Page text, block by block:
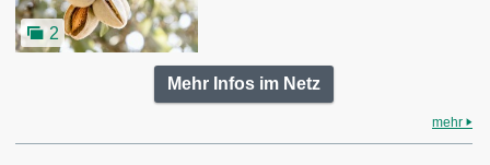
2
Mehr Infos im Netz
mehr